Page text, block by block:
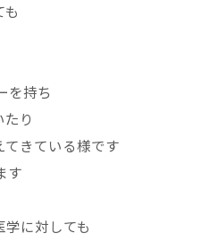
を持ち
り
きている様です
す
に対しても